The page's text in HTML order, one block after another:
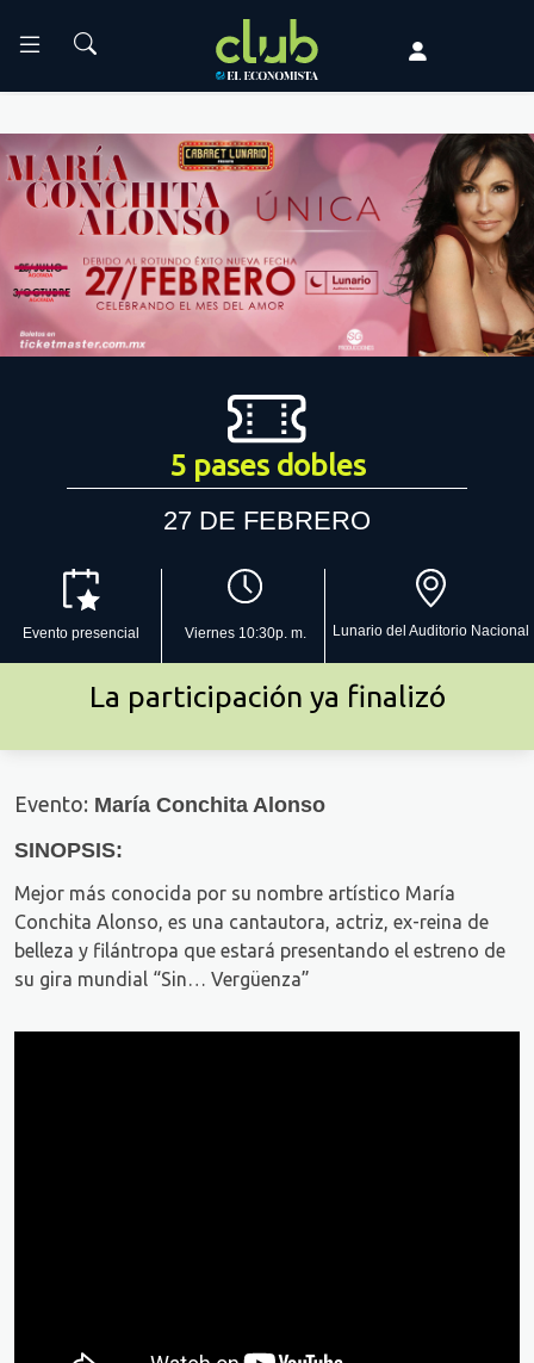
5 pases dobles
27 DE FEBRERO
Evento presencial Viernes 10:30p. m. Lunario del Auditorio Nacional
La participación ya finalizó
Evento: María Conchita Alonso
SINOPSIS:
Mejor más conocida por su nombre artístico María
Conchita Alonso, es una cantautora, actriz, ex-reina de
belleza y filántropa que estará presentando el estreno de
su gira mundial “Sin… Vergüenza”